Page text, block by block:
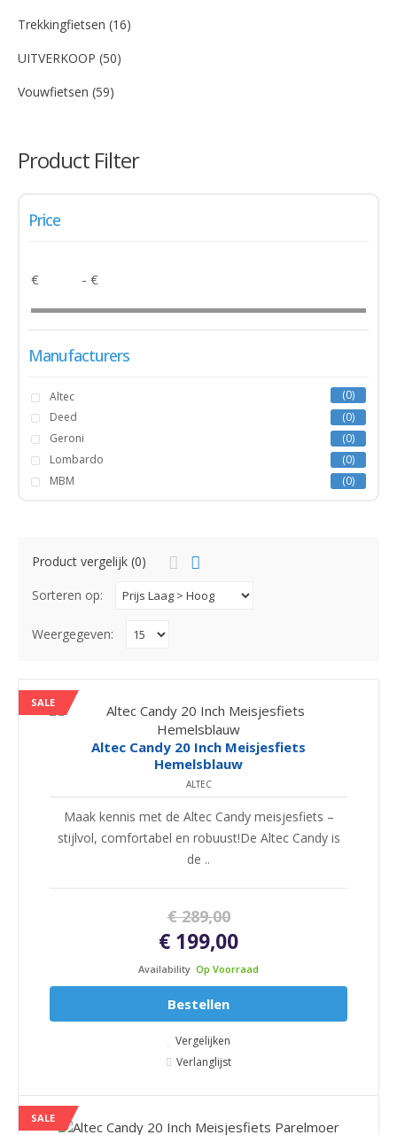
Trekkingfietsen (16)
UITVERKOOP (50)
Vouwfietsen (59)
Product Filter
Price
€ - €
Manufacturers
Altec
0
Deed
0
Geroni
0
Lombardo
0
MBM
0
Product vergelijk (0)
Sorteren op:
Weergegeven:
SALE
Altec Candy 20 Inch Meisjesfiets
Hemelsblauw
ALTEC
Maak kennis met de Altec Candy meisjesfiets –
stijlvol, comfortabel en robuust!De Altec Candy is
de ..
€ 289,00
€ 199,00
Availability Op Voorraad
Bestellen
Vergelijken
Verlanglijst
SALE